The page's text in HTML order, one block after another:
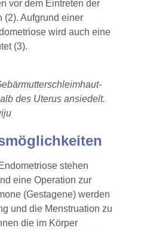
vor dem Eintreten der
(2). Aufgrund einer
wird auch eine
(3).
des Uterus ansiedelt.
stehen
eine Operation zur
(Gestagene) werden
und die Menstruation zu
die im Körper